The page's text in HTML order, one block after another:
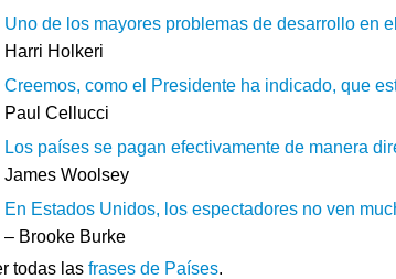
Uno de los mayores problemas de desarrollo en
Harri Holkeri
Creemos, como el Presidente ha indicado, que
Paul Cellucci
Los países se pagan efectivamente de manera
James Woolsey
En Estados Unidos, los espectadores no ven
– Brooke Burke
todas las frases de Países.